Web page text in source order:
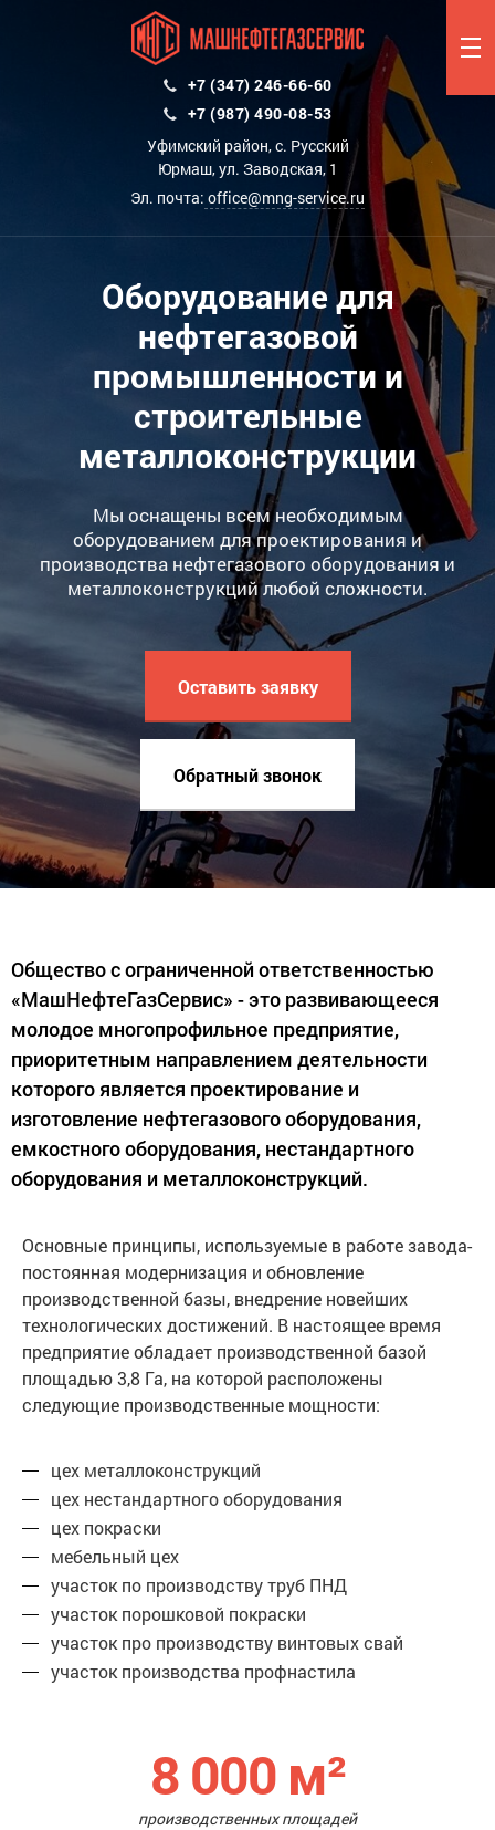
+7 (347) 246-66-60
+7 (987) 490-08-53
Уфимский район, с. Русский
Юрмаш, ул. Заводская, 1
Эл. почта: office@mng-service.ru
Оборудование для
нефтегазовой
промышленности и
строительные
металлоконструкции
Мы оснащены всем необходимым
оборудованием для проектирования и
производства нефтегазового оборудования и
металлоконструкций любой сложности.
Оставить заявку
Обратный звонок
Общество с ограниченной ответственностью
«МашНефтеГазСервис» - это развивающееся
молодое многопрофильное предприятие,
приоритетным направлением деятельности
которого является проектирование и
изготовление нефтегазового оборудования,
емкостного оборудования, нестандартного
оборудования и металлоконструкций.
Основные принципы, используемые в работе завода-
постоянная модернизация и обновление
производственной базы, внедрение новейших
технологических достижений. В настоящее время
предприятие обладает производственной базой
площадью 3,8 Га, на которой расположены
следующие производственные мощности:
цех металлоконструкций
цех нестандартного оборудования
цех покраски
мебельный цех
участок по производству труб ПНД
участок порошковой покраски
участок про производству винтовых свай
участок производства профнастила
8 000 м²
производственных площадей